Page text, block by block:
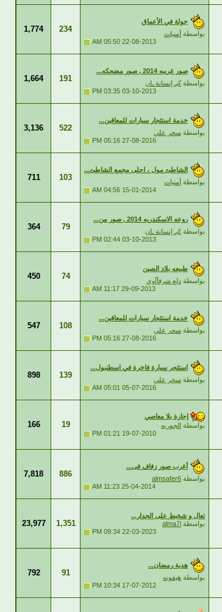
جولة في الأعماق
بواسطة أمنيات
22-08-2013
05:50 AM
234
1,774
صور غريبه 2014 , صور مضحكه...
بواسطةكيـ إنسانة ـان
03-10-2013
03:35 PM
191
1,664
خدمة استئجار سيارات للمعاقين...
بواسطة سحر علي
27-08-2016
05:16 PM
522
3,136
الشاطئ مول ، احلى مجمع الشاطئ...
بواسطة أمنيات
15-01-2014
04:56 AM
103
711
روعه الاسكندريه 2014 , صور من...
بواسطةكيـ إنسانة ـان
03-10-2013
02:44 PM
79
364
طبيعه بلاد الصين
بواسطة دلع شرقآآوي
29-09-2013
11:17 AM
74
450
خدمة استئجار سيارات للمعاقين...
بواسطة سحر علي
27-08-2016
05:16 PM
108
547
استئجر سيارة فاخرة في اسطنبول...
بواسطة سحر علي
05-07-2016
05:01 AM
139
898
إجازة بلا معاصي
بواسطة الجوريه
19-07-2010
01:21 PM
19
166
أغرب صور زفاف فى...
بواسطة almsafer6
25-04-2014
11:23 AM
886
7,818
تعال و شخبط على الجدار...
بواسطة alma7i
22-03-2023
09:34 PM
1,351
23,977
هدية رمضان...
بواسطة هيفونه
17-07-2012
10:34 PM
91
792